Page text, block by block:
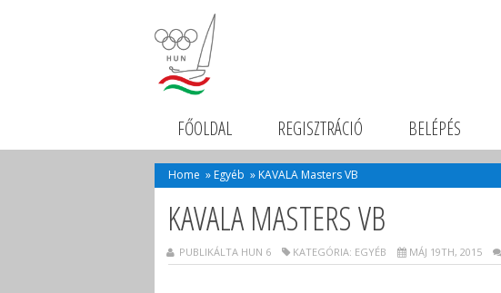
FŐOLDAL REGISZTRÁCIÓ BELÉPÉS
Home » Egyéb » KAVALA Masters VB
KAVALA MASTERS VB
PUBLIKÁLTA HUN 6 KATEGÓRIA: EGYÉB MÁJ 19TH, 2015